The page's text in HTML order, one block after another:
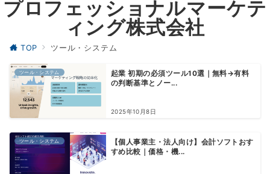
プロフェッショナルマーケテ
ィング株式会社
TOP ツール・システム
ツール・システム
起業 初期の必須ツール10選｜無料→有料
の判断基準とノー...
2025年10月8日
ツール・システム
【個人事業主・法人向け】会計ソフトおす
すめ比較｜価格・機...